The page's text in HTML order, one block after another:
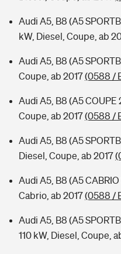
Audi A5, B8 (A5
kW, Diesel, Coupe, ab
Audi A5, B8 (A5
Coupe, ab 2017(0588 /
Audi A5, B8 (A5 COUPE
Coupe, ab 2017(0588 /
Audi A5, B8 (A5
Diesel, Coupe, ab 2017
Audi A5, B8 (A5 CABRIO
Cabrio, ab 2017(0588 /
Audi A5, B8 (A5
110 kW, Diesel, Coupe,